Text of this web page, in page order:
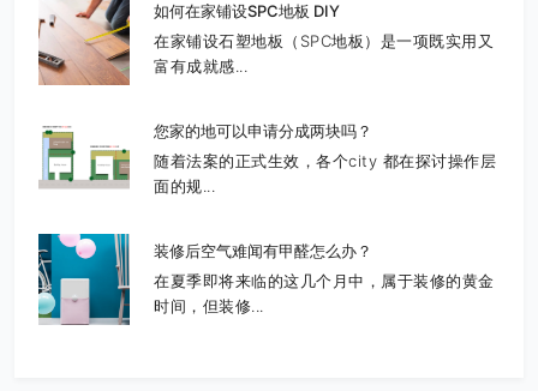
如何在家铺设SPC地板 DIY
在家铺设石塑地板（SPC地板）是一项既实用又
富有成就感...
您家的地可以申请分成两块吗？
随着法案的正式生效，各个city 都在探讨操作层
面的规...
装修后空气难闻有甲醛怎么办？
在夏季即将来临的这几个月中，属于装修的黄金
时间，但装修...